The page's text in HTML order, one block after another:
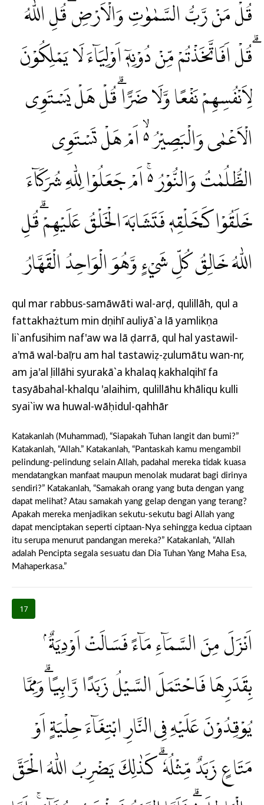
قُلْ مَنْ رَّبُّ السَّمٰوٰتِ وَالْاَرْضِۗ قُلِ اللّٰهُ
ۗقُلْ اَفَاتَّخَذْتُمْ مِّنْ دُوْنِهٖٓ اَوْلِيَاۤءَ لَا يَمْلِكُوْنَ
لِاَنْفُسِهِمْ نَفْعًا وَّلَا ضَرًّاۗ قُلْ هَلْ يَسْتَوِى
الْاَعْمٰى وَالْبَصِيْرُ ەۙ اَمْ هَلْ تَسْتَوِى
الظُّلُمٰتُ وَالنُّوْرُ ەۚ اَمْ جَعَلُوْا لِلّٰهِ شُرَكَاۤءَ
خَلَقُوْا كَخَلْقِهٖ فَتَشَابَهَ الْخَلْقُ عَلَيْهِمْۗ قُلِ
اللّٰهُ خَالِقُ كُلِّ شَيْءٍ وَّهُوَ الْوَاحِدُ الْقَهَّارُ
qul mar rabbus-samāwāti wal-arḍ, qulillāh, qul a
fattakhażtum min dụnihī auliyā`a lā yamlikụna
li`anfusihim naf'aw wa lā ḍarrā, qul hal yastawil-
a'mā wal-baṣīru am hal tastawiẓ-ẓulumātu wan-nụr,
am ja'alụ lillāhi syurakā`a khalaqụ kakhalqihī fa
tasyābahal-khalqu 'alaihim, qulillāhu khāliqu kulli
syai`iw wa huwal-wāḥidul-qahhār
Katakanlah (Muhammad), “Siapakah Tuhan langit dan bumi?”
Katakanlah, “Allah.” Katakanlah, “Pantaskah kamu mengambil
pelindung-pelindung selain Allah, padahal mereka tidak kuasa
mendatangkan manfaat maupun menolak mudarat bagi dirinya
sendiri?” Katakanlah, “Samakah orang yang buta dengan yang
dapat melihat? Atau samakah yang gelap dengan yang terang?
Apakah mereka menjadikan sekutu-sekutu bagi Allah yang
dapat menciptakan seperti ciptaan-Nya sehingga kedua ciptaan
itu serupa menurut pandangan mereka?” Katakanlah, “Allah
adalah Pencipta segala sesuatu dan Dia Tuhan Yang Maha Esa,
Mahaperkasa.”
17
اَنْزَلَ مِنَ السَّمَاۤءِ مَاۤءً فَسَالَتْ اَوْدِيَةٌ ۢ
بِقَدَرِهَا فَاحْتَمَلَ السَّيْلُ زَبَدًا رَّابِيًا ۗوَمِمَّا
يُوْقِدُوْنَ عَلَيْهِ فِى النَّارِ ابْتِغَاۤءَ حِلْيَةٍ اَوْ
مَتَاعٍ زَبَدٌ مِّثْلُهٗ ۗ كَذٰلِكَ يَضْرِبُ اللّٰهُ الْحَقَّ